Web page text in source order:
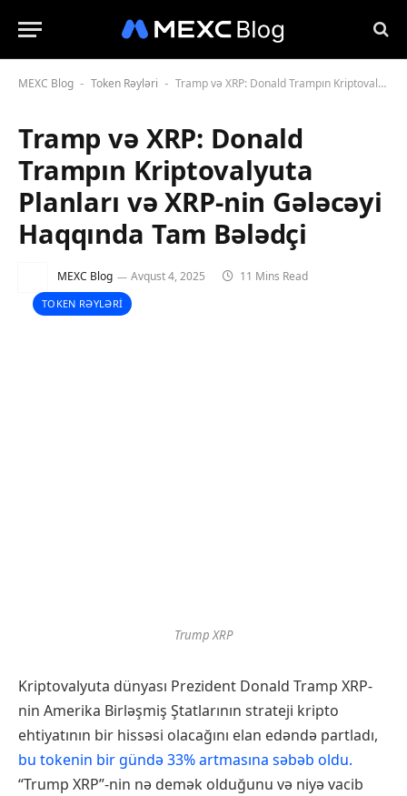
MEXC Blog - Token Rəyləri - Tramp və XRP: Donald Trampın Kriptovalyuta Planları və XRP-nin Gələcəyi Haqqında Tam Bələdçi
Tramp və XRP: Donald
Trampın Kriptovalyuta
Planları və XRP-nin Gələcəyi
Haqqında Tam Bələdçi
MEXC Blog Avqust 4, 2025 11 Mins Read
TOKEN RƏYLƏRI
Trump XRP
Kriptovalyuta dünyası Prezident Donald Tramp XRP-
nin Amerika Birləşmiş Ştatlarının strateji kripto
ehtiyatının bir hissəsi olacağını elan edəndə partladı,
bu tokenin bir gündə 33% artmasına səbəb oldu.
“Trump XRP”-nin nə demək olduğunu və niyə vacib